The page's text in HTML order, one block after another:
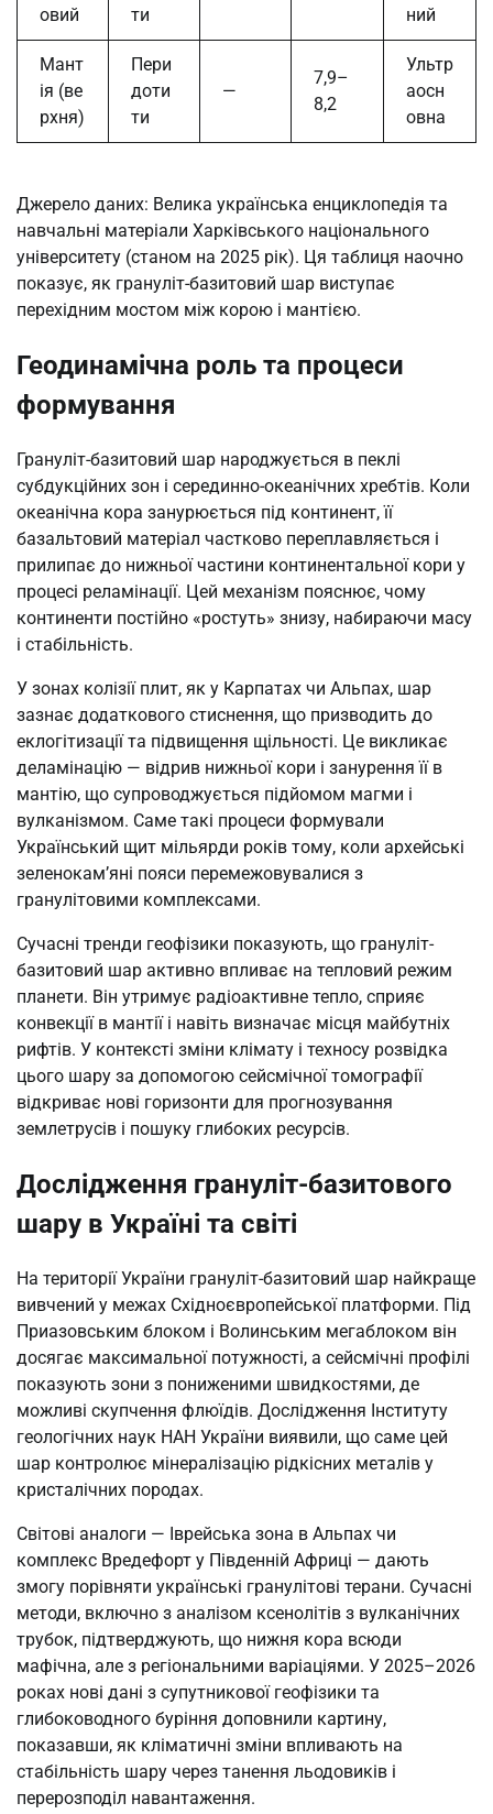
овий
ти
ний
Мант
ія (ве
рхня)
Пери
доти
ти
—
7,9–
8,2
Ультр
аосн
овна
Джерело даних: Велика українська енциклопедія та
навчальні матеріали Харківського національного
університету (станом на 2025 рік). Ця таблиця наочно
показує, як грануліт-базитовий шар виступає
перехідним мостом між корою і мантією.
Геодинамічна роль та процеси
формування
Грануліт-базитовий шар народжується в пеклі
субдукційних зон і серединно-океанічних хребтів. Коли
океанічна кора занурюється під континент, її
базальтовий матеріал частково переплавляється і
прилипає до нижньої частини континентальної кори у
процесі реламінації. Цей механізм пояснює, чому
континенти постійно «ростуть» знизу, набираючи масу
і стабільність.
У зонах колізії плит, як у Карпатах чи Альпах, шар
зазнає додаткового стиснення, що призводить до
еклогітизації та підвищення щільності. Це викликає
деламінацію — відрив нижньої кори і занурення її в
мантію, що супроводжується підйомом магми і
вулканізмом. Саме такі процеси формували
Український щит мільярди років тому, коли архейські
зеленокам’яні пояси перемежовувалися з
гранулітовими комплексами.
Сучасні тренди геофізики показують, що грануліт-
базитовий шар активно впливає на тепловий режим
планети. Він утримує радіоактивне тепло, сприяє
конвекції в мантії і навіть визначає місця майбутніх
рифтів. У контексті зміни клімату і техносу розвідка
цього шару за допомогою сейсмічної томографії
відкриває нові горизонти для прогнозування
землетрусів і пошуку глибоких ресурсів.
Дослідження грануліт-базитового
шару в Україні та світі
На території України грануліт-базитовий шар найкраще
вивчений у межах Східноєвропейської платформи. Під
Приазовським блоком і Волинським мегаблоком він
досягає максимальної потужності, а сейсмічні профілі
показують зони з пониженими швидкостями, де
можливі скупчення флюїдів. Дослідження Інституту
геологічних наук НАН України виявили, що саме цей
шар контролює мінералізацію рідкісних металів у
кристалічних породах.
Світові аналоги — Іврейська зона в Альпах чи
комплекс Вредефорт у Південній Африці — дають
змогу порівняти українські гранулітові терани. Сучасні
методи, включно з аналізом ксенолітів з вулканічних
трубок, підтверджують, що нижня кора всюди
мафічна, але з регіональними варіаціями. У 2025–2026
роках нові дані з супутникової геофізики та
глибоководного буріння доповнили картину,
показавши, як кліматичні зміни впливають на
стабільність шару через танення льодовиків і
перерозподіл навантаження.